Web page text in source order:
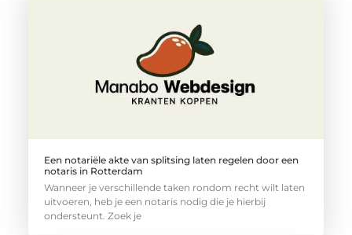
Een notariële akte van splitsing laten regelen door een
notaris in Rotterdam
Wanneer je verschillende taken rondom recht wilt laten
uitvoeren, heb je een notaris nodig die je hierbij
ondersteunt. Zoek je